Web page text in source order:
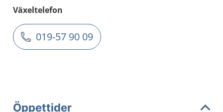
Växeltelefon
019-57 90 09
Öppettider